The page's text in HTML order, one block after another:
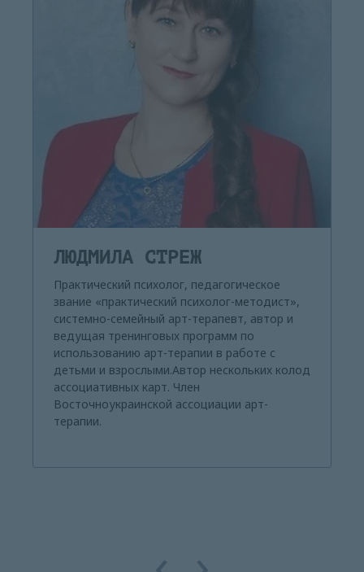
ЛЮДМИЛА СТРЕЖ
Практический психолог, педагогическое
звание «практический психолог-методист»,
системно-семейный арт-терапевт, автор и
ведущая тренинговых программ по
использованию арт-терапии в работе с
детьми и взрослыми.Автор нескольких колод
ассоциативных карт. Член
Восточноукраинской ассоциации арт-
терапии.